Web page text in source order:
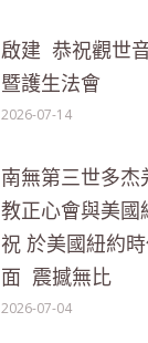
啟建 恭祝觀世
暨護生法會
2026-07-14
南無第三世多
教正心會與美國
祝 於美國紐約
面 震撼無比
2026-07-04